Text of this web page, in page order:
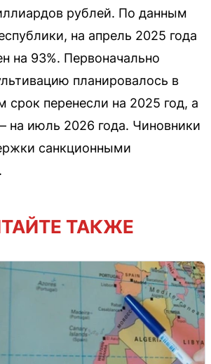
рублей. По данным
на апрель 2025 года
на 93%. Первоначально
планировалось в
срок перенесли на 2025 год, а
на июль 2026 года. Чиновники
санкционными
ТАКЖЕ